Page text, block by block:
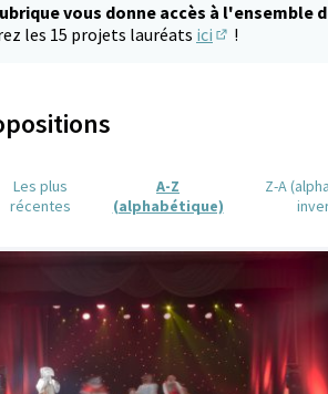
vous donne accès à l'ensemble
les 15 projets lauréats ici !
Les plus
récentes
A-Z
(alphabétique)
Z-A